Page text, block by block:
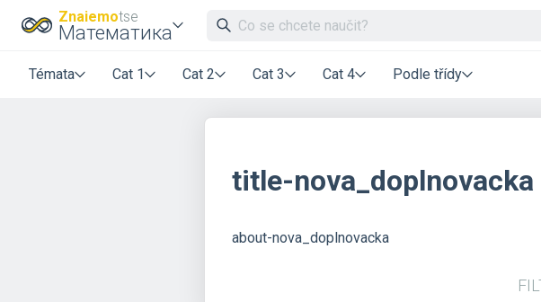
Znaiemotse
Математика
Témata Cat 1 Cat 2 Cat 3 Cat 4 Podle třídy
title-
about-nova_doplnovacka